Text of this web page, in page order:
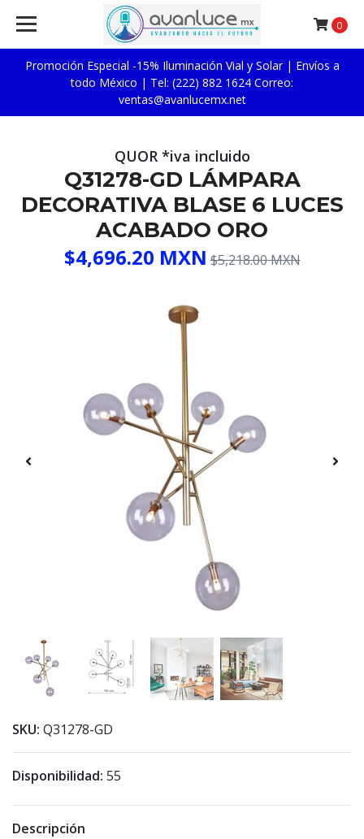
Promoción Especial -15% Iluminación Vial y Solar | Envíos a
todo México | Tel: (222) 882 1624 Correo:
ventas@avanlucemx.net
0
QUOR *iva incluido
Q31278-GD LÁMPARA
DECORATIVA BLASE 6 LUCES
ACABADO ORO
$4,696.20 MXN $5,218.00 MXN
SKU: Q31278-GD
Disponibilidad: 55
Descripción